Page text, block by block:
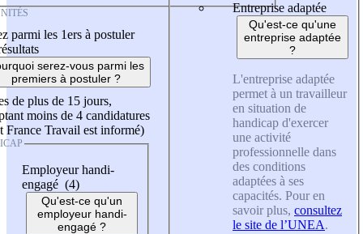
parmi les 1ers à postuler
serez-vous parmi les
premiers à postuler ?
de plus de 15 jours,
moins de 4 candidatures
France Travail est informé)
Employeur handi-
engagé (4)
Qu'est-ce qu'un
employeur handi-
engagé ?
Entreprise adaptée
Qu'est-ce qu'une
entreprise adaptée
?
L'entreprise adaptée
permet à un travailleur
en situation de
handicap d'exercer
une activité
professionnelle dans
des conditions
adaptées à ses
capacités. Pour en
savoir plus, consultez
le site de l’UNEA.